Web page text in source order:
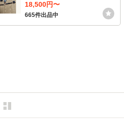
18,500円〜
665件出品中